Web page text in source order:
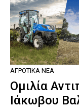
ΑΓΡΟΤΙΚΆ ΝΈΑ
Ομιλία
Ιάκωβου